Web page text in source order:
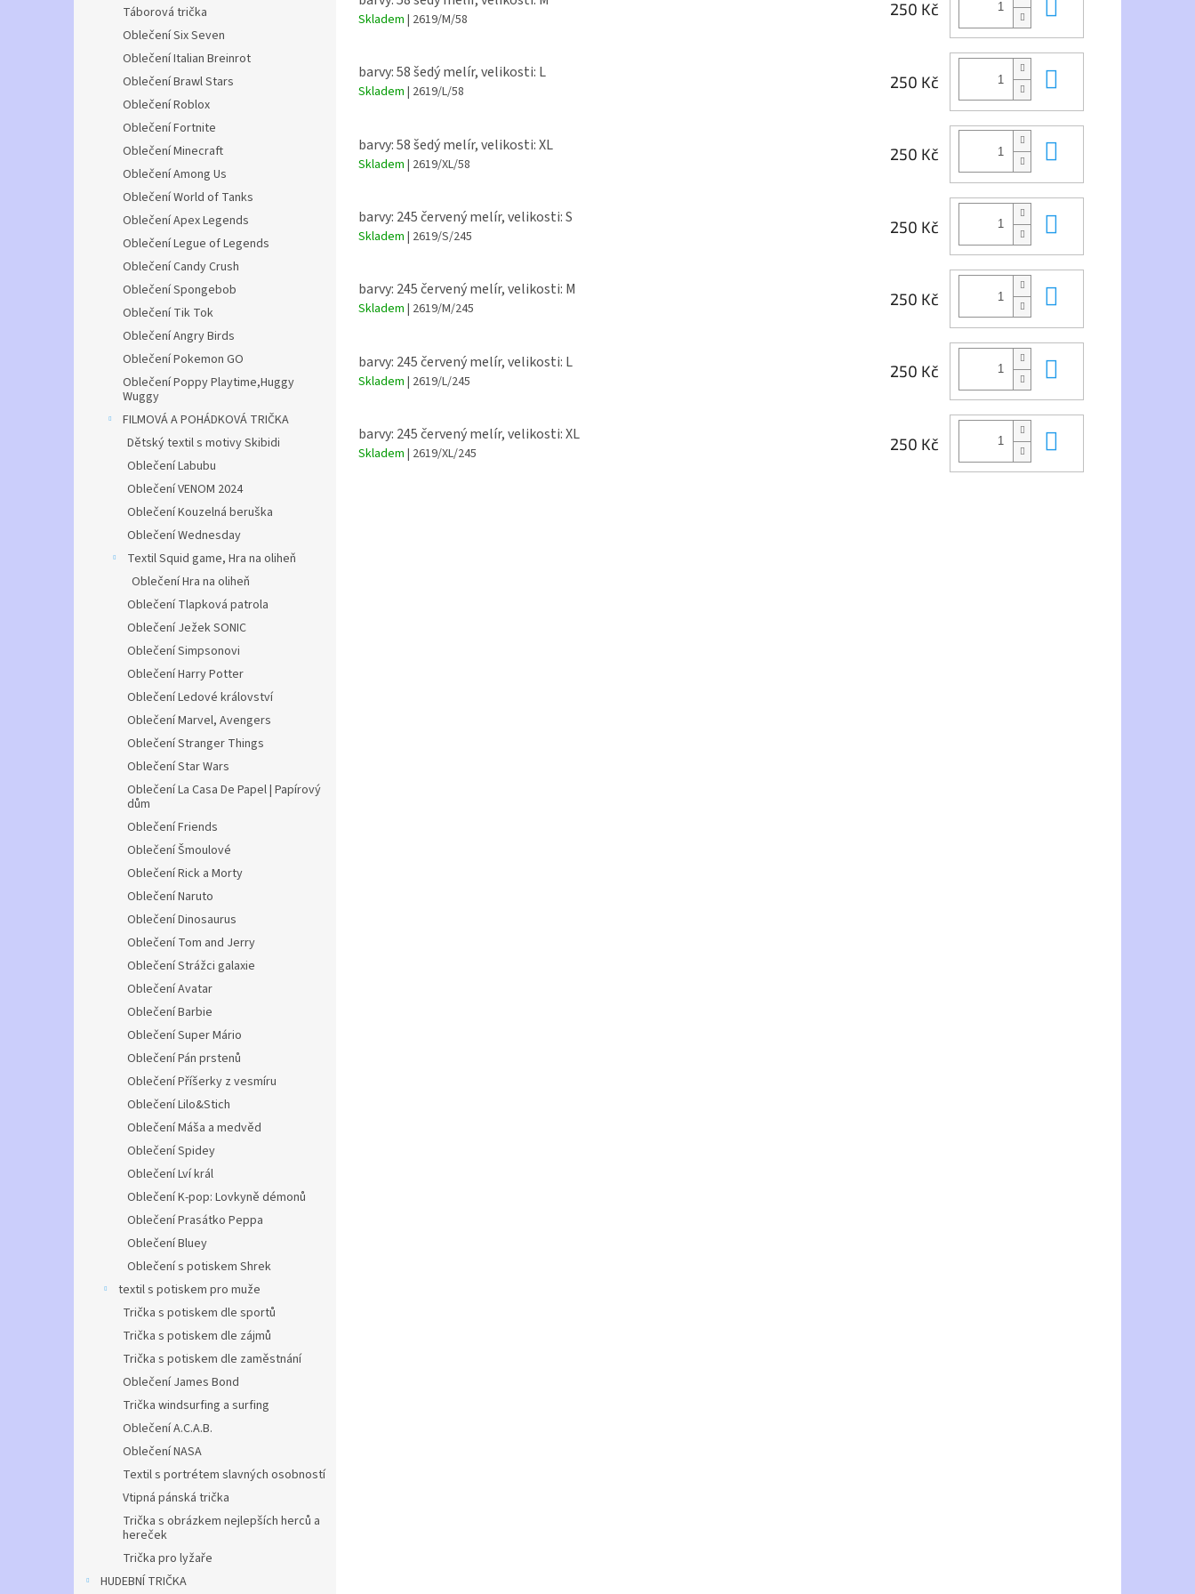
Táborová trička
Oblečení Six Seven
Oblečení Italian Breinrot
Oblečení Brawl Stars
Oblečení Roblox
Oblečení Fortnite
Oblečení Minecraft
Oblečení Among Us
Oblečení World of Tanks
Oblečení Apex Legends
Oblečení Legue of Legends
Oblečení Candy Crush
Oblečení Spongebob
Oblečení Tik Tok
Oblečení Angry Birds
Oblečení Pokemon GO
Oblečení Poppy Playtime,Huggy
Wuggy
FILMOVÁ A POHÁDKOVÁ TRIČKA
Dětský textil s motivy Skibidi
Oblečení Labubu
Oblečení VENOM 2024
Oblečení Kouzelná beruška
Oblečení Wednesday
Textil Squid game, Hra na oliheň
Oblečení Hra na oliheň
Oblečení Tlapková patrola
Oblečení Ježek SONIC
Oblečení Simpsonovi
Oblečení Harry Potter
Oblečení Ledové království
Oblečení Marvel, Avengers
Oblečení Stranger Things
Oblečení Star Wars
Oblečení La Casa De Papel | Papírový
dům
Oblečení Friends
Oblečení Šmoulové
Oblečení Rick a Morty
Oblečení Naruto
Oblečení Dinosaurus
Oblečení Tom and Jerry
Oblečení Strážci galaxie
Oblečení Avatar
Oblečení Barbie
Oblečení Super Mário
Oblečení Pán prstenů
Oblečení Příšerky z vesmíru
Oblečení Lilo&Stich
Oblečení Máša a medvěd
Oblečení Spidey
Oblečení Lví král
Oblečení K-pop: Lovkyně démonů
Oblečení Prasátko Peppa
Oblečení Bluey
Oblečení s potiskem Shrek
textil s potiskem pro muže
Trička s potiskem dle sportů
Trička s potiskem dle zájmů
Trička s potiskem dle zaměstnání
Oblečení James Bond
Trička windsurfing a surfing
Oblečení A.C.A.B.
Oblečení NASA
Textil s portrétem slavných osobností
Vtipná pánská trička
Trička s obrázkem nejlepších herců a
hereček
Trička pro lyžaře
HUDEBNÍ TRIČKA
Skladem | 2619/M/58
250 Kč
barvy: 58 šedý melír, velikosti: L
Skladem | 2619/L/58
250 Kč
barvy: 58 šedý melír, velikosti: XL
Skladem | 2619/XL/58
250 Kč
barvy: 245 červený melír, velikosti: S
Skladem | 2619/S/245
250 Kč
barvy: 245 červený melír, velikosti: M
Skladem | 2619/M/245
250 Kč
barvy: 245 červený melír, velikosti: L
Skladem | 2619/L/245
250 Kč
barvy: 245 červený melír, velikosti: XL
Skladem | 2619/XL/245
250 Kč